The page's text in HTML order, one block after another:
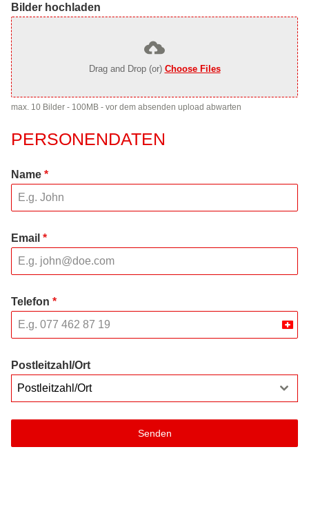
Bilder hochladen
Drag and Drop (or) Choose Files
max. 10 Bilder - 100MB - vor dem absenden upload abwarten
PERSONENDATEN
Name *
Email *
Telefon *
Postleitzahl/Ort
Postleitzahl/Ort
Senden